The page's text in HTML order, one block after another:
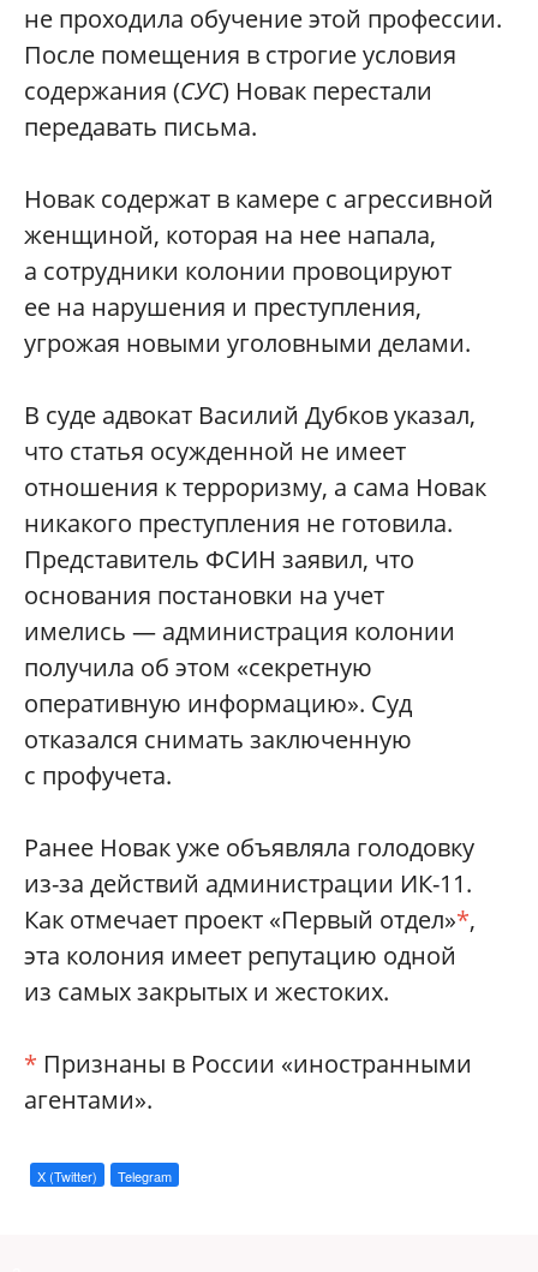
не проходила обучение этой профессии.
После помещения в строгие условия
содержания (СУС) Новак перестали
передавать письма.
Новак содержат в камере с агрессивной
женщиной, которая на нее напала,
а сотрудники колонии провоцируют
ее на нарушения и преступления,
угрожая новыми уголовными делами.
В суде адвокат Василий Дубков указал,
что статья осужденной не имеет
отношения к терроризму, а сама Новак
никакого преступления не готовила.
Представитель ФСИН заявил, что
основания постановки на учет
имелись — администрация колонии
получила об этом «секретную
оперативную информацию». Суд
отказался снимать заключенную
с профучета.
Ранее Новак уже объявляла голодовку
из-за действий администрации ИК-11.
Как отмечает проект «Первый отдел»*,
эта колония имеет репутацию одной
из самых закрытых и жестоких.
* Признаны в России «иностранными
агентами».
X (Twitter) Telegram